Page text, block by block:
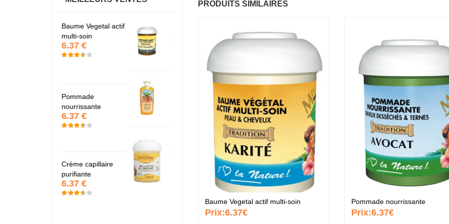
PRODUITS SIMILAIRES
Baume Vegetal actif multi-soin
Prix:6.37€
Pommade nourrissante
Prix:6.37€
Fantastic Hair
6.37 €
multi-soin
6.37 €
Pommade
nourrissante
6.37 €
Crème capillaire
purifiante
6.37 €